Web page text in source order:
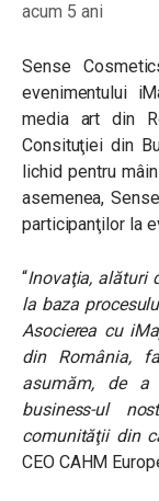
acum 5 ani
Sense
evenimentului
media art din
Consituţiei din
lichid pentru
asemenea,
participanţilor la
“Inovaţia, alături
la baza
Asocierea cu
din România,
asumăm, de
business-ul
comunităţii din
CEO CAHM